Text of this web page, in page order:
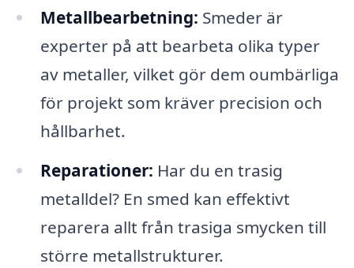
Metallbearbetning: Smeder är
experter på att bearbeta olika typer
av metaller, vilket gör dem oumbärliga
för projekt som kräver precision och
hållbarhet.
Reparationer: Har du en trasig
metalldel? En smed kan effektivt
reparera allt från trasiga smycken till
större metallstrukturer.